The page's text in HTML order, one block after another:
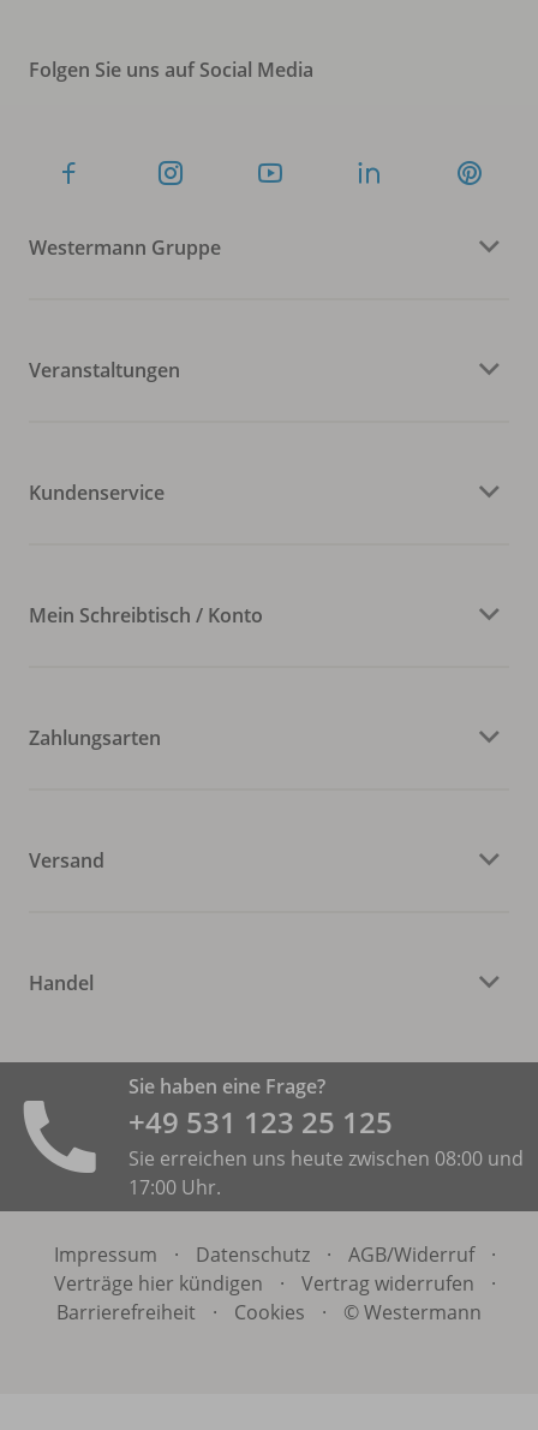
Folgen Sie uns auf Social Media
Westermann Gruppe
Veranstaltungen
Kundenservice
Mein Schreibtisch / Konto
Zahlungsarten
Versand
Handel
Sie haben eine Frage?
+49 531 ­123 25 125
Sie erreichen uns heute zwischen 08:00 und
17:00 Uhr.
Impressum · Datenschutz · AGB/Widerruf
·
Verträge hier kündigen
· Vertrag widerrufen
·
Barrierefreiheit
· Cookies · © Westermann